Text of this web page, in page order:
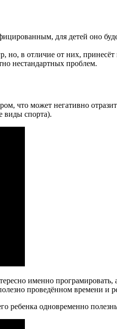
для детей оно
но, в отличие от них, принесёт
нестандартных проблем.
что может негативно
виды спорта).
именно програмировать,
проведённом времени и
ребенка одновременно